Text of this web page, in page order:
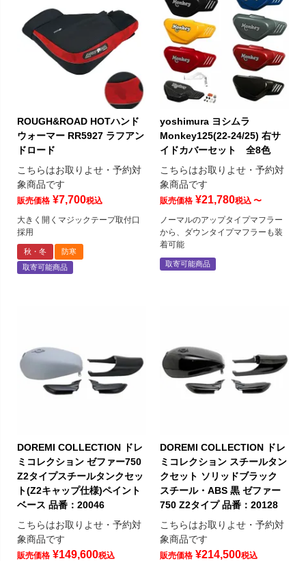
ROUGH&ROAD HOTハンド
ウォーマー RR5927 ラフアン
ドロード
こちらはお取りよせ・予約対
象商品です
販売価格 ¥7,700税込
大きく開くマジックテープ取付口
採用
秋・冬
防寒
取寄可能商品
yoshimura ヨシムラ
Monkey125(22-24/25) 右サ
イドカバーセット 全8色
こちらはお取りよせ・予約対
象商品です
販売価格 ¥21,780税込 〜
ノーマルのアップタイプマフラー
から、ダウンタイプマフラーも装
着可能
取寄可能商品
DOREMI COLLECTION ドレ
ミコレクション ゼファー750
Z2タイプスチールタンクセッ
ト(Z2キャップ仕様)ペイント
ベース 品番：20046
こちらはお取りよせ・予約対
象商品です
販売価格 ¥149,600税込
DOREMI COLLECTION ドレ
ミコレクション スチールタン
クセット ソリッドブラック
スチール・ABS 黒 ゼファー
750 Z2タイプ 品番：20128
こちらはお取りよせ・予約対
象商品です
販売価格 ¥214,500税込